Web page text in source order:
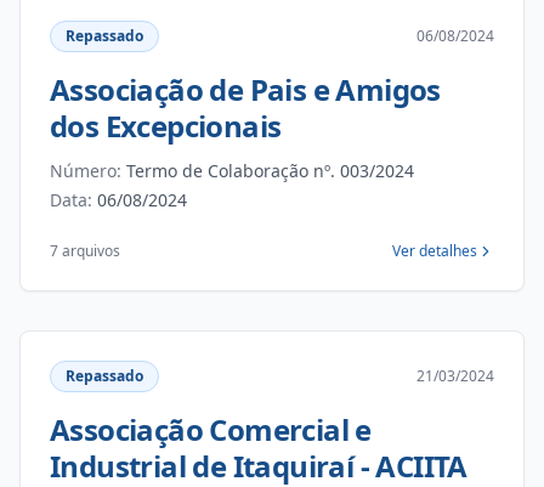
Repassado 06/08/2024
Associação de Pais e Amigos
dos Excepcionais
Número: Termo de Colaboração nº. 003/2024
Data: 06/08/2024
7 arquivos Ver detalhes
Repassado 21/03/2024
Associação Comercial e
Industrial de Itaquiraí - ACIITA